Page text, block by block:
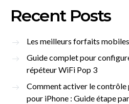
Recent Posts
Les meilleurs forfaits
Guide complet pour
répéteur WiFi Pop 3
Comment activer le contrôle
pour iPhone : Guide étape